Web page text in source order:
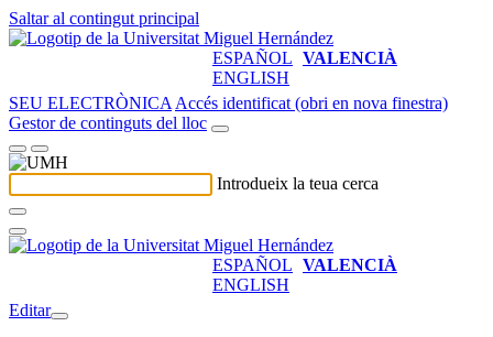
Saltar al contingut principal
ESPAÑOL VALENCIÀ
ENGLISH
SEU ELECTRÒNICA Accés identificat (obri en nova finestra)
Gestor de continguts del lloc
Introdueix la teua cerca
ESPAÑOL VALENCIÀ
ENGLISH
Editar